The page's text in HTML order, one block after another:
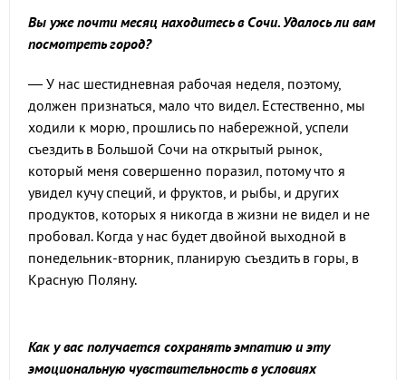
Вы уже почти месяц находитесь в Сочи. Удалось ли вам
посмотреть город?
— У нас шестидневная рабочая неделя, поэтому,
должен признаться, мало что видел. Естественно, мы
ходили к морю, прошлись по набережной, успели
съездить в Большой Сочи на открытый рынок,
который меня совершенно поразил, потому что я
увидел кучу специй, и фруктов, и рыбы, и других
продуктов, которых я никогда в жизни не видел и не
пробовал. Когда у нас будет двойной выходной в
понедельник-вторник, планирую съездить в горы, в
Красную Поляну.
Как у вас получается сохранять эмпатию и эту
эмоциональную чувствительность в условиях